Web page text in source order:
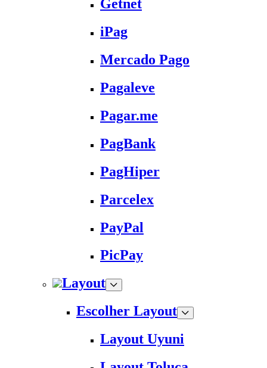
Getnet
iPag
Mercado Pago
Pagaleve
Pagar.me
PagBank
PagHiper
Parcelex
PayPal
PicPay
Layout
Escolher Layout
Layout Uyuni